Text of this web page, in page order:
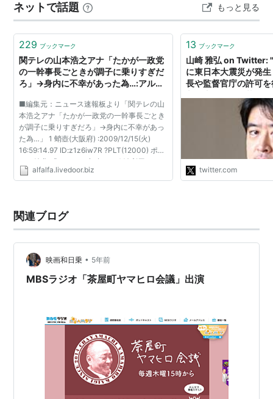
ネットで話題 もっと見る
229 ブックマーク
関テレの山本浩之アナ「たかが一政党
の一幹事長ごときが調子に乗りすぎだ
ろ」→身内に不幸があった為…:アルフ
■編集元：ニュース速報板より「関テレの山
本浩之アナ「たかが一政党の一幹事長ごとき
が調子に乗りすぎだろ」→身内に不幸があっ
た為…」 1 蛸壺(大阪府) :2009/12/15(火)
16:59:14.97 ID:z1z6iw7R ?PLT(12000) ポイ
ント特典 「いろんな意味での政治利用にです
ね、使おうと たかが一政党の一幹事長ごとき
alfalfa.livedoor.biz
13 ブックマーク
山崎 雅弘 on Twitter:
に東日本大震災が発
長や監督官庁の許可
大阪市営バス。 当時
た関西テレビ「アン
ャスターは山本浩之
https://t.co/
twitter.com
関連ブログ
映画和日乗 • 5年前
MBSラジオ「茶屋町ヤマヒロ会議」出演